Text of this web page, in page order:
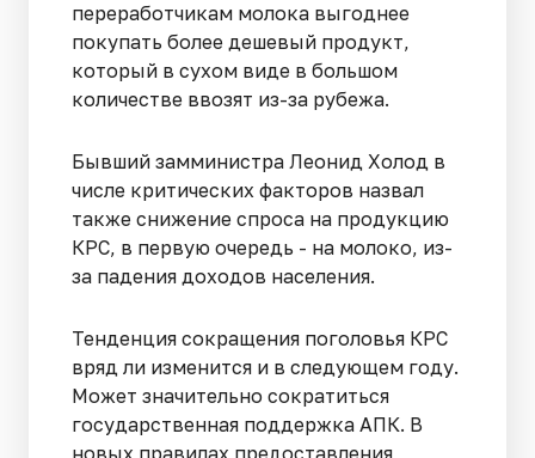
переработчикам молока выгоднее
покупать более дешевый продукт,
который в сухом виде в большом
количестве ввозят из-за рубежа.
Бывший замминистра Леонид Холод в
числе критических факторов назвал
также снижение спроса на продукцию
КРС, в первую очередь - на молоко, из-
за падения доходов населения.
Тенденция сокращения поголовья КРС
вряд ли изменится и в следующем году.
Может значительно сократиться
государственная поддержка АПК. В